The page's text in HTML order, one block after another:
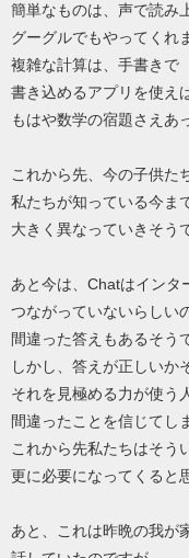
簡単なものは、声で読み
グーグルでもやってくれ
複雑な計算は、手書きで
書き込めるアプリを使え
もはや数学の宿題さえあ
これから先、今の子供た
私たちが知っている今ま
大きく異なっていきそう
あと今は、Chatはインタ
つながっていないらしい
間違った答えもあるそう
しかし、答えが正しいか
それを見極める力が使う
間違ったことを信じてし
これから先私たちはそう
更に必要になってくると
あと、これは昨晩の我が